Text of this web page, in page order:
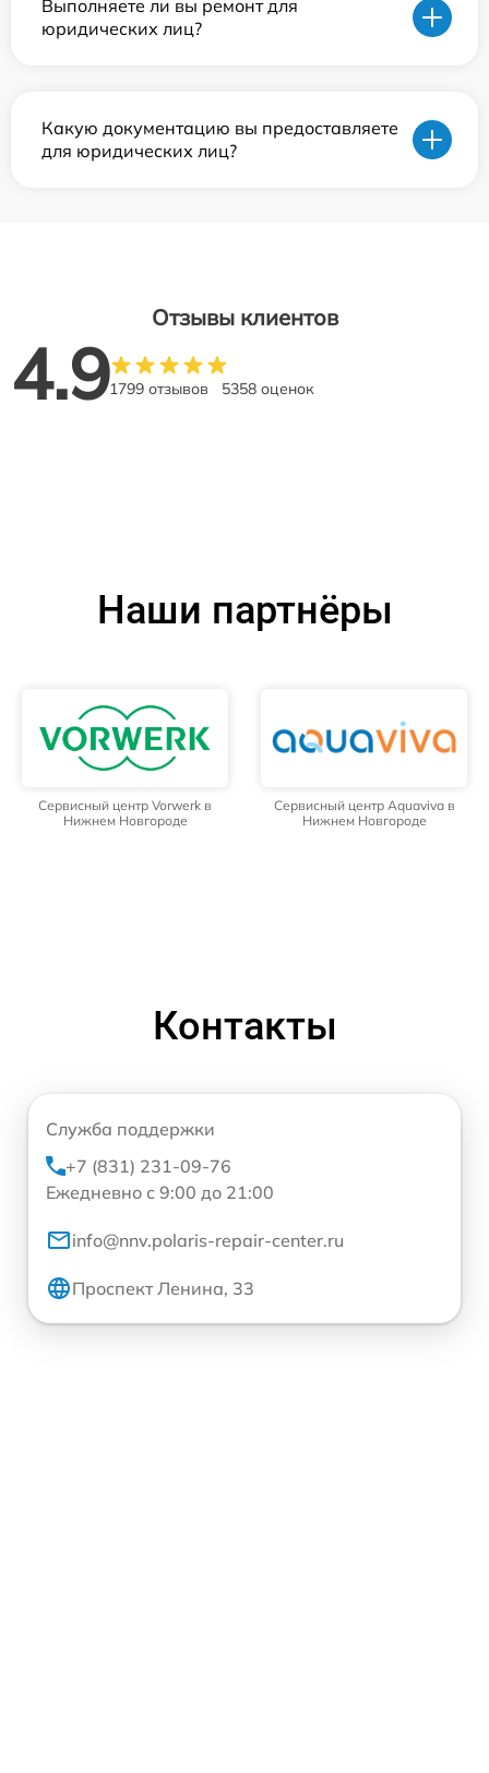
Выполняете ли вы ремонт для
юридических лиц?
Какую документацию вы предоставляете
для юридических лиц?
Отзывы клиентов
4.91799 отзывов 5358 оценок
Наши партнёры
Сервисный центр Vorwerk в
Нижнем Новгороде
Сервисный центр Aquaviva в
Нижнем Новгороде
Контакты
Служба поддержки
+7 (831) 231-09-76
Ежедневно с 9:00 до 21:00
info@nnv.polaris-repair-center.ru
Проспект Ленина, 33